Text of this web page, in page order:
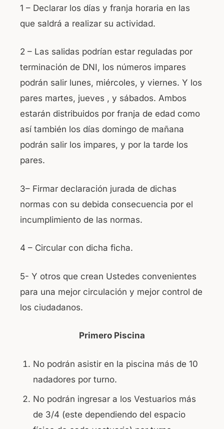
1 – Declarar los días y franja horaria en las
que saldrá a realizar su actividad.
2 – Las salidas podrían estar reguladas por
terminación de DNI, los números impares
podrán salir lunes, miércoles, y viernes. Y los
pares martes, jueves , y sábados. Ambos
estarán distribuidos por franja de edad como
así también los días domingo de mañana
podrán salir los impares, y por la tarde los
pares.
3– Firmar declaración jurada de dichas
normas con su debida consecuencia por el
incumplimiento de las normas.
4 – Circular con dicha ficha.
5- Y otros que crean Ustedes convenientes
para una mejor circulación y mejor control de
los ciudadanos.
Primero Piscina
No podrán asistir en la piscina más de 10
nadadores por turno.
No podrán ingresar a los Vestuarios más
de 3/4 (este dependiendo del espacio